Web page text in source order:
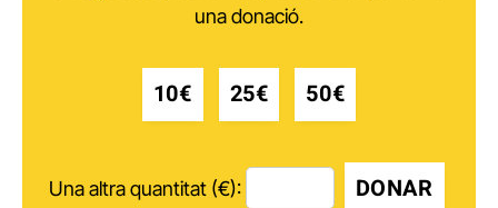
una donació.
10€ 25€ 50€
Una altra quantitat (€): DONAR